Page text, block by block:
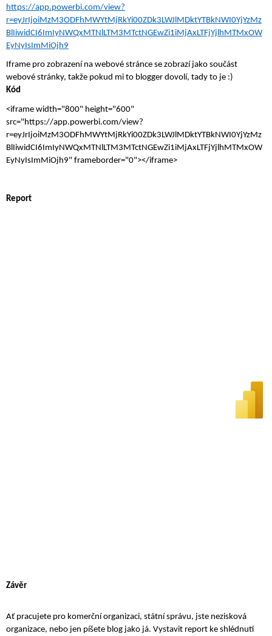
https://app.powerbi.com/view?
r=eyJrIjoiMzM3ODFhMWYtMjRkYi00ZDk3LWJlMDktYTBkNWI0YjYzMz
BlIiwidCI6ImIyNWQxMTNlLTM3MTctNGEwZi1iMjAxLTFjYjlhMTMxOW
EyNyIsImMiOjh9
Iframe pro zobrazení na webové stránce se zobrazí jako součást
webové stránky, takže pokud mi to blogger dovolí, tady to je :)
Kód
<iframe width="800" height="600"
src="https://app.powerbi.com/view?
r=eyJrIjoiMzM3ODFhMWYtMjRkYi00ZDk3LWJlMDktYTBkNWI0YjYzMz
BlIiwidCI6ImIyNWQxMTNlLTM3MTctNGEwZi1iMjAxLTFjYjlhMTMxOW
EyNyIsImMiOjh9" frameborder="0"></iframe>
Report
Závěr
Ať pracujete pro komerční organizaci, státní správu, jste nezisková
organizace, nebo jen píšete blog jako já. Vystavit report ke shlédnutí